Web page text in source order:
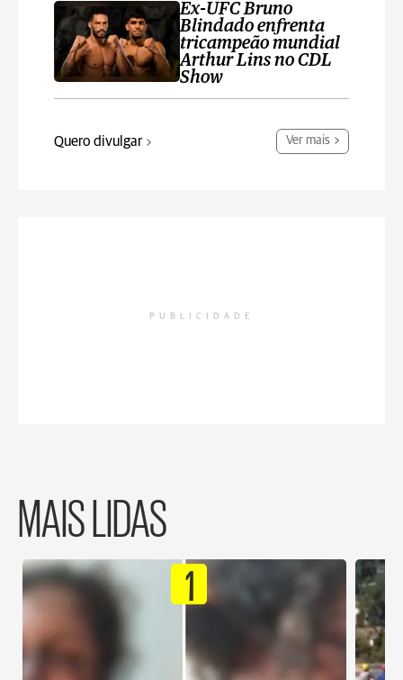
Ex-UFC Bruno
Blindado enfrenta
tricampeão mundial
Arthur Lins no CDL
Show
Quero divulgar Ver mais
PUBLICIDADE
MAIS LIDAS
1